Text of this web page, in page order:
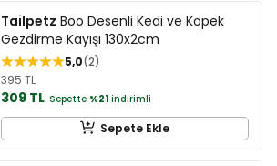
Tailpetz Boo Desenli Kedi ve Köpek
Gezdirme Kayışı 130x2cm
5,0 2
395 TL
309 TL Sepette %21 indirimli
Sepete Ekle